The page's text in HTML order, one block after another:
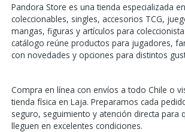
Pandora Store es una tienda especializada
coleccionables, singles, accesorios TCG,
mangas, figuras y artículos para
catálogo reúne productos para jugadores,
con novedades y opciones para distintos
Compra en línea con envíos a todo Chile o
tienda física en Laja. Preparamos cada
seguro, seguimiento y atención directa para
lleguen en excelentes condiciones.